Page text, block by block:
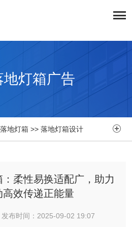
地灯箱广告
地灯箱 >> 落地灯箱设计 
柔性易换适配广，助力
高效传递正能量
布时间：2025-09-02 19:07